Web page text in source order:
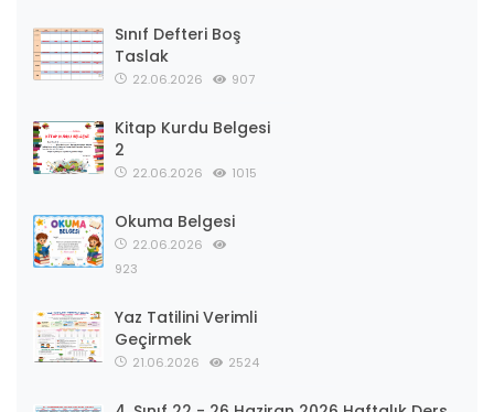
Sınıf Defteri Boş
Taslak
22.06.2026 907
Kitap Kurdu Belgesi
2
22.06.2026 1015
Okuma Belgesi
22.06.2026
923
Yaz Tatilini Verimli
Geçirmek
21.06.2026 2524